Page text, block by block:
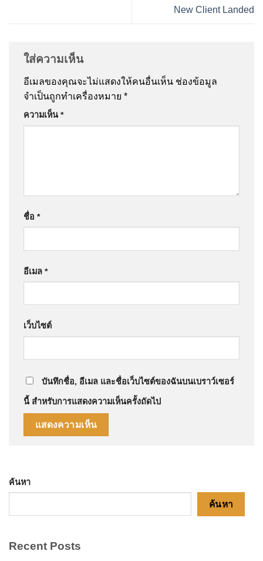
New Client Landed
ใส่ความเห็น
อีเมลของคุณจะไม่แสดงให้คนอื่นเห็น ช่องข้อมูล
จำเป็นถูกทำเครื่องหมาย *
ความเห็น *
ชื่อ *
อีเมล *
เว็บไซต์
บันทึกชื่อ, อีเมล และชื่อเว็บไซต์ของฉันบนเบราว์เซอร์
นี้ สำหรับการแสดงความเห็นครั้งถัดไป
ค้นหา
ค้นหา
Recent Posts